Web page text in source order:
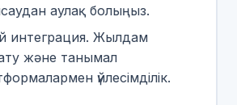
аулақ болыңыз.
интеграция. Жылдам
және танымал
үйлесімділік.